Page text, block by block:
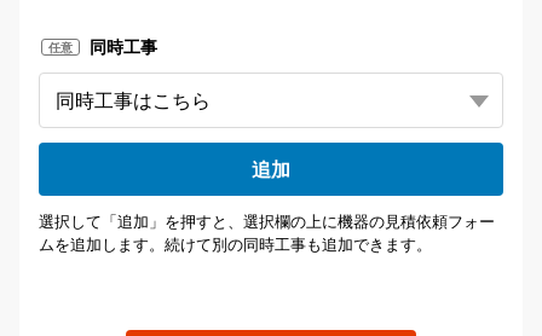
任意 同時工事
追加
選択して「追加」を押すと、選択欄の上に機器の見積依頼フォー
ムを追加します。続けて別の同時工事も追加できます。